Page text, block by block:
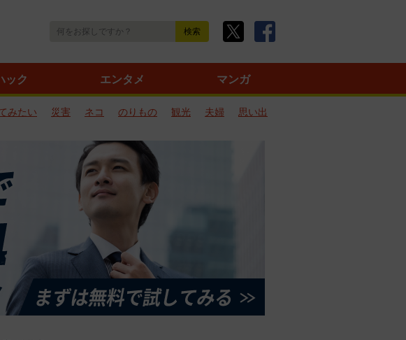
ック エンタメ マンガ
みたい 災害 ネコ のりもの 観光 夫婦
思い出